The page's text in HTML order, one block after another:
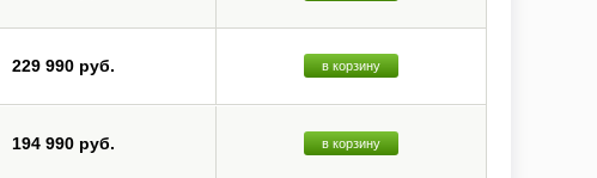
229 990 руб. в корзину
194 990 руб. в корзину